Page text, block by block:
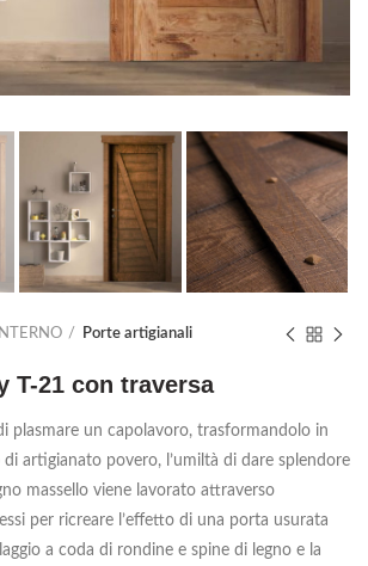
Porte artigianali
T-21 con traversa
plasmare un capolavoro, trasformandolo in
artigianato povero, l’umiltà di dare splendore
massello viene lavorato attraverso
per ricreare l’effetto di una porta usurata
a coda di rondine e spine di legno e la